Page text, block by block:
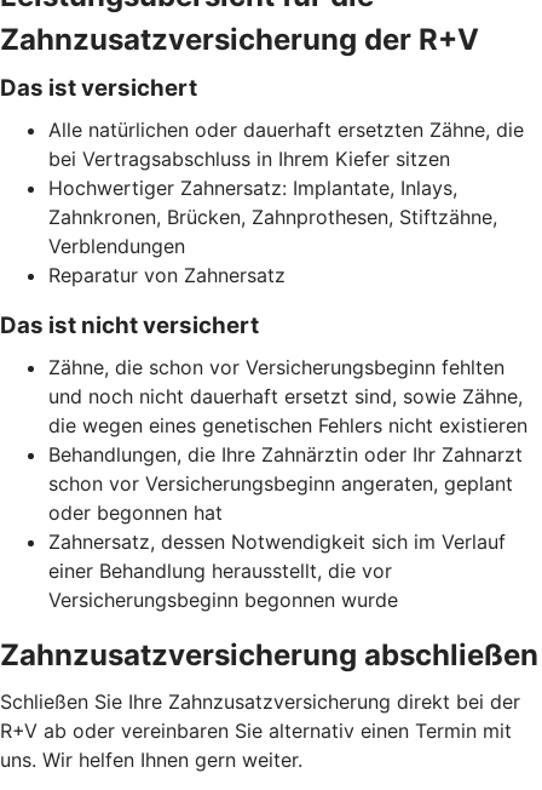
Zahnzusatzversicherung der R+V
Das ist versichert
Alle natürlichen oder dauerhaft ersetzten Zähne, die
bei Vertragsabschluss in Ihrem Kiefer sitzen
Hochwertiger Zahnersatz: Implantate, Inlays,
Zahnkronen, Brücken, Zahnprothesen, Stiftzähne,
Verblendungen
Reparatur von Zahnersatz
Das ist nicht versichert
Zähne, die schon vor Versicherungsbeginn fehlten
und noch nicht dauerhaft ersetzt sind, sowie Zähne,
die wegen eines genetischen Fehlers nicht existieren
Behandlungen, die Ihre Zahnärztin oder Ihr Zahnarzt
schon vor Versicherungsbeginn angeraten, geplant
oder begonnen hat
Zahnersatz, dessen Notwendigkeit sich im Verlauf
einer Behandlung herausstellt, die vor
Versicherungsbeginn begonnen wurde
Zahnzusatzversicherung abschließen
Schließen Sie Ihre Zahnzusatzversicherung direkt bei der
R+V ab oder vereinbaren Sie alternativ einen Termin mit
uns. Wir helfen Ihnen gern weiter.